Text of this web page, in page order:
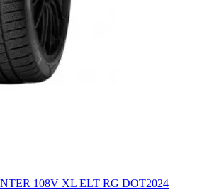
108V XL ELT RG DOT2024